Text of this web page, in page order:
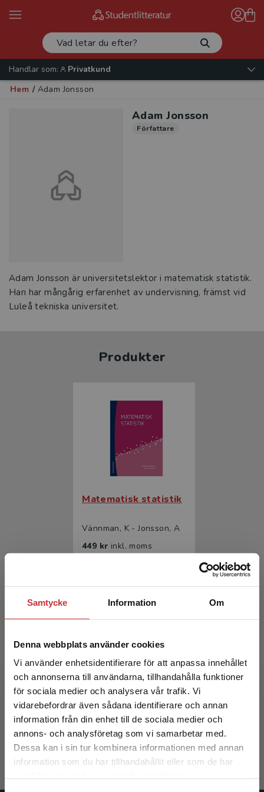
Samtycke Information Om
Denna webbplats använder cookies
Vi använder enhetsidentifierare för att anpassa innehållet
och annonserna till användarna, tillhandahålla funktioner
för sociala medier och analysera vår trafik. Vi
vidarebefordrar även sådana identifierare och annan
information från din enhet till de sociala medier och
annons- och analysföretag som vi samarbetar med.
Dessa kan i sin tur kombinera informationen med annan
information som du har tillhandahållit eller som de har
Begränsad fraktregion
Det verkar som att du besöker
studentlitteratur.se via en enhet utanför Sverige.
Handlar som:
Privatkund
Hem / Adam Jonsson
Adam Jonsson
Författare
Adam Jonsson är universitetslektor i matematisk statistik.
Han har mångårig erfarenhet av undervisning, främst vid
Luleå tekniska universitet.
Produkter
Matematisk statistik
Vännman, K - Jonsson, A
449 kr inkl. moms
Matematisk statistik
Vännman, K - Jonsson, A
281 krinkl. moms
Exkl. moms: 265 kr